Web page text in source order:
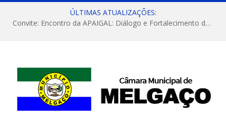
ÚLTIMAS ATUALIZAÇÕES:
Convite: Encontro da APAIGAL: Diálogo e Fortalecimento da Agricultura Familiar